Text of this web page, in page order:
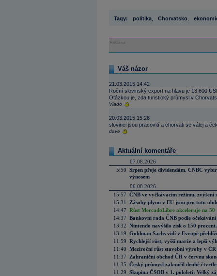
Tagy: politika Chorvatsko
Reklama
Váš názor
21.03.2015 14:42
Roční slovinský export na hlavu je 13 600
Otázkou je, zda turistický průmysl v
Vlado
20.03.2015 15:28
slovinci jsou pracovití a chorvati se válej a
dave
Aktuální komentáře
07.08.2026
5:50 Srpen přeje dividendám. CNBC
výnosem
06.08.2026
15:57 ČNB ve vyčkávacím režimu, zvýšení
15:31
Zásoby plynu v EU jsou pro toto
14:47 Růst MercadoLibre akceleruje na
14:37 Bankovní rada ČNB podle
13:32 Nintendo navýšilo zisk o 150
13:19 Goldman Sachs vidí v Evropě
11:59 Rychlejší růst, vyšší marže a lepší
11:40 Meziroční růst stavební výroby v
11:37
Zahraniční obchod ČR v červnu
11:35 Český průmysl zakončil druhé
11:29 Skupina ČSOB v 1. pololetí: Velký